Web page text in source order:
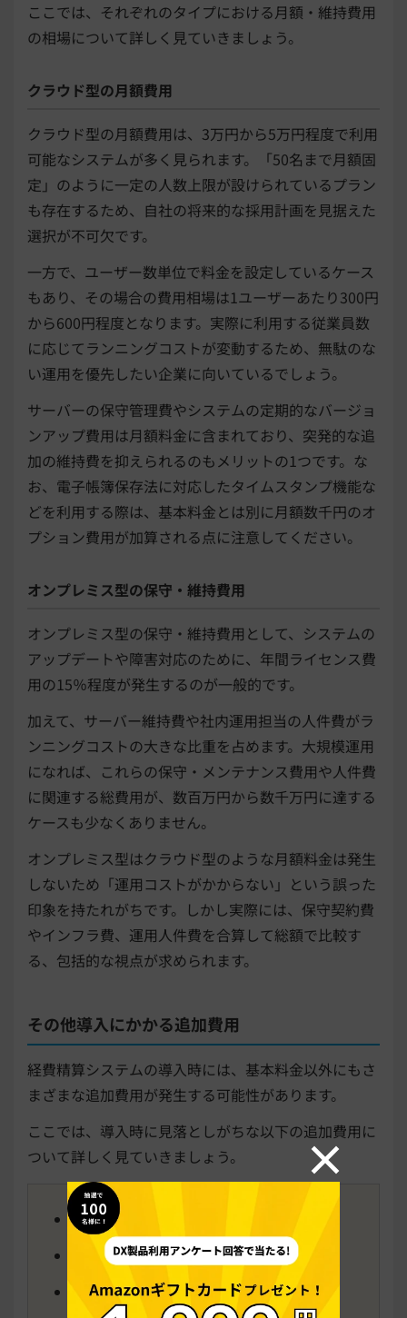
ここでは、それぞれのタイプにおける月額・維持費用
の相場について詳しく見ていきましょう。
クラウド型の月額費用
クラウド型の月額費用は、3万円から5万円程度で利用
可能なシステムが多く見られます。「50名まで月額固
定」のように一定の人数上限が設けられているプラン
も存在するため、自社の将来的な採用計画を見据えた
選択が不可欠です。
一方で、ユーザー数単位で料金を設定しているケース
もあり、その場合の費用相場は1ユーザーあたり300円
から600円程度となります。実際に利用する従業員数
に応じてランニングコストが変動するため、無駄のな
い運用を優先したい企業に向いているでしょう。
サーバーの保守管理費やシステムの定期的なバージョ
ンアップ費用は月額料金に含まれており、突発的な追
加の維持費を抑えられるのもメリットの1つです。な
お、電子帳簿保存法に対応したタイムスタンプ機能な
どを利用する際は、基本料金とは別に月額数千円のオ
プション費用が加算される点に注意してください。
オンプレミス型の保守・維持費用
オンプレミス型の保守・維持費用として、システムの
アップデートや障害対応のために、年間ライセンス費
用の15％程度が発生するのが一般的です。
加えて、サーバー維持費や社内運用担当の人件費がラ
ンニングコストの大きな比重を占めます。大規模運用
になれば、これらの保守・メンテナンス費用や人件費
に関連する総費用が、数百万円から数千万円に達する
ケースも少なくありません。
オンプレミス型はクラウド型のような月額料金は発生
しないため「運用コストがかからない」という誤った
印象を持たれがちです。しかし実際には、保守契約費
やインフラ費、運用人件費を合算して総額で比較す
る、包括的な視点が求められます。
その他導入にかかる追加費用
経費精算システムの導入時には、基本料金以外にもさ
まざまな追加費用が発生する可能性があります。
ここでは、導入時に見落としがちな以下の追加費用に
ついて詳しく見ていきましょう。
オプション機能費用
導入サポート・初期設定費用
データ移行費用